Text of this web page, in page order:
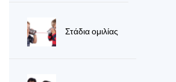
Στάδια ομιλίας